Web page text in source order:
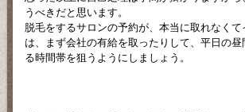
うべきだと思います。
脱毛をするサロンの予約が、本当に取れなく
は、まず会社の有給を取ったりして、平日の
る時間帯を狙うようにしましょう。